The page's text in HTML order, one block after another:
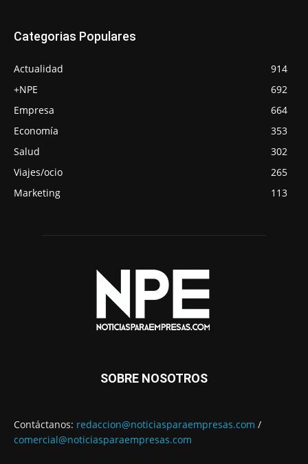
Categorias Populares
Actualidad
914
+NPE
692
Empresa
664
Economía
353
Salud
302
Viajes/ocio
265
Marketing
113
SOBRE NOSOTROS
Contáctanos: redaccion@noticiasparaempresas.com /
comercial@noticiasparaempresas.com